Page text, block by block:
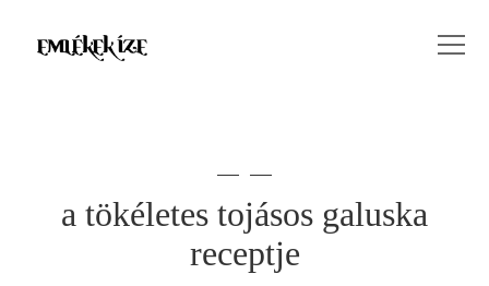
a tökéletes tojásos galuska
receptje